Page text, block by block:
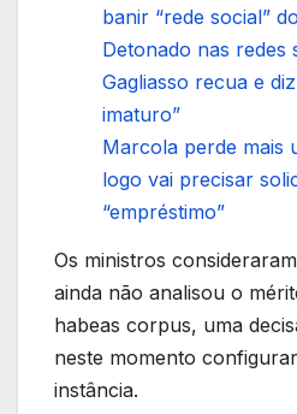
banir “rede social”
Detonado nas redes
Gagliasso recua e
imaturo”
Marcola perde mais
logo vai precisar
“empréstimo”
Os ministros
ainda não analisou o
habeas corpus, uma
neste momento
instância.